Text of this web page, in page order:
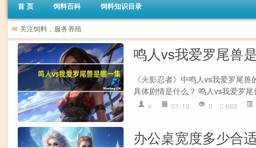
首 页 饲料百科 饲料知识目录
✉ 关注饲料，服务养殖
鸣人vs我爱罗尾兽
《火影忍者》中鸣人vs我爱罗尾
具体剧情是什么？ 鸣人vs我爱罗
lr 01-10 0 663
办公桌宽度多少合